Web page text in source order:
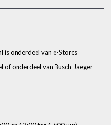
is onderdeel van e-Stores
of onderdeel van Busch-Jaeger